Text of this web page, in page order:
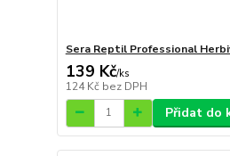
Sera Reptil Professional
139 Kč/ks
124 Kč bez DPH
Přidat do